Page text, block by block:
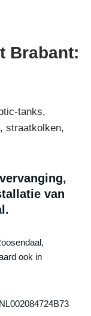
Brabant:
tanks,
straatkolken,
van
ook in